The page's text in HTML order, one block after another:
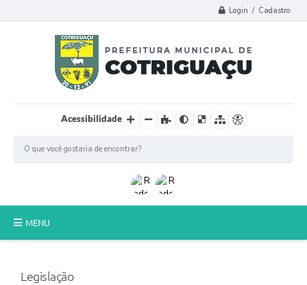
Login / Cadastro
Acessibilidade
MENU
Poder Legislativo
Legislação